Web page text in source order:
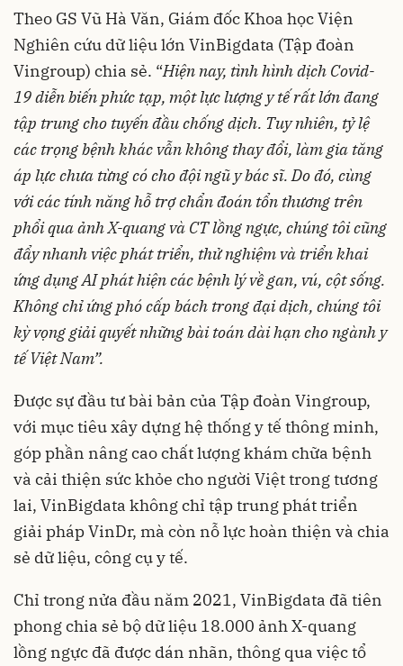
Theo GS Vũ Hà Văn, Giám đốc Khoa học Viện
Nghiên cứu dữ liệu lớn VinBigdata (Tập đoàn
Vingroup) chia sẻ. “Hiện nay, tình hình dịch Covid-
19 diễn biến phức tạp, một lực lượng y tế rất lớn đang
tập trung cho tuyến đầu chống dịch. Tuy nhiên, tỷ lệ
các trọng bệnh khác vẫn không thay đổi, làm gia tăng
áp lực chưa từng có cho đội ngũ y bác sĩ. Do đó, cùng
với các tính năng hỗ trợ chẩn đoán tổn thương trên
phổi qua ảnh X-quang và CT lồng ngực, chúng tôi cũng
đẩy nhanh việc phát triển, thử nghiệm và triển khai
ứng dụng AI phát hiện các bệnh lý về gan, vú, cột sống.
Không chỉ ứng phó cấp bách trong đại dịch, chúng tôi
kỳ vọng giải quyết những bài toán dài hạn cho ngành y
tế Việt Nam”.
Được sự đầu tư bài bản của Tập đoàn Vingroup,
với mục tiêu xây dựng hệ thống y tế thông minh,
góp phần nâng cao chất lượng khám chữa bệnh
và cải thiện sức khỏe cho người Việt trong tương
lai, VinBigdata không chỉ tập trung phát triển
giải pháp VinDr, mà còn nỗ lực hoàn thiện và chia
sẻ dữ liệu, công cụ y tế.
Chỉ trong nửa đầu năm 2021, VinBigdata đã tiên
phong chia sẻ bộ dữ liệu 18.000 ảnh X-quang
lồng ngực đã được dán nhãn, thông qua việc tổ